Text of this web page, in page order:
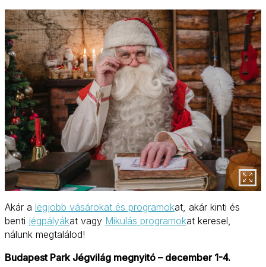
Akár a legjobb vásárokat és programokat, akár kinti és
benti jégpályákat vagy Mikulás programokat keresel,
nálunk megtalálod!
Budapest Park Jégvilág megnyitó – december 1-4.